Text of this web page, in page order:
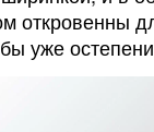
откровенны
уже